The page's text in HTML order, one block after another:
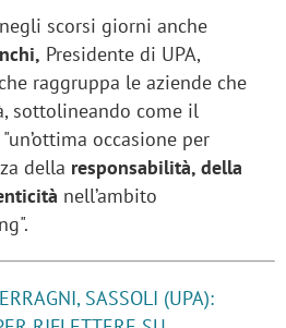
scorsi giorni anche
Presidente di UPA,
raggruppa le aziende che
sottolineando come il
occasione per
della responsabilità, della
nell’ambito
SASSOLI (UPA):